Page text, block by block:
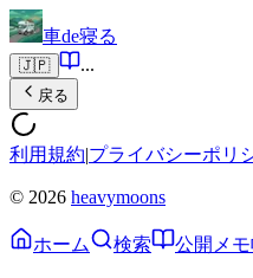
車de寝る
🇯🇵 ...
戻る
利用規約|プライバシーポリ
© 2026 heavymoons
ホーム 検索 公開メモ